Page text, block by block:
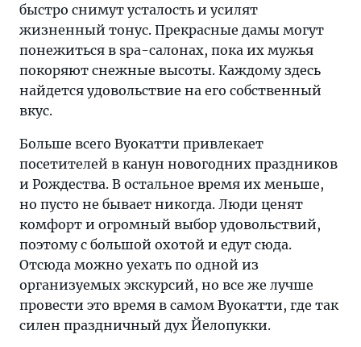
быстро снимут усталость и усилят
жизненный тонус. Прекрасные дамы могут
понежиться в spa-салонах, пока их мужья
покоряют снежные высоты. Каждому здесь
найдется удовольствие на его собственный
вкус.
Больше всего Вуокатти привлекает
посетителей в канун новогодних праздников
и Рождества. В остальное время их меньше,
но пусто не бывает никогда. Люди ценят
комфорт и огромный выбор удовольствий,
поэтому с большой охотой и едут сюда.
Отсюда можно уехать по одной из
организуемых экскурсий, но все же лучше
провести это время в самом Вуокатти, где так
силен праздничный дух Йелопукки.